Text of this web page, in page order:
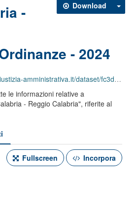
Download
-
- 2024
bdac-0f0762eb919f/resource/54bc6a93-3695-4111-9929-cc5ce5699709/download/tar-calabria-reggio-calabria-ordinanze-2024.ods
le informazioni relative a
- Reggio Calabria", riferite al
Fullscreen Incorpora